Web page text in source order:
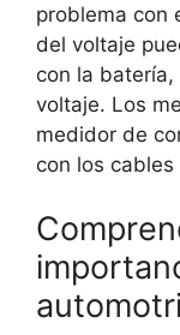
problema con
del voltaje
con la
voltaje. Los
medidor de
con los